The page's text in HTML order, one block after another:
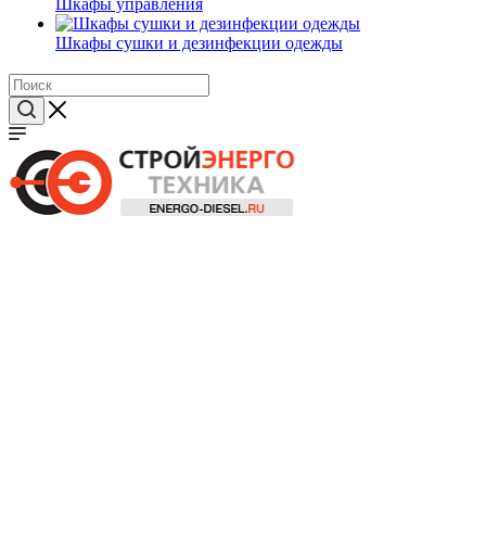
Шкафы управления
Шкафы сушки и дезинфекции одежды